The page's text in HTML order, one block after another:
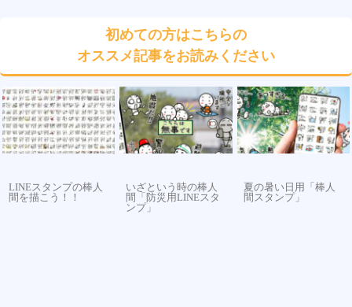
初めての方はこちらの
オススメ記事をお読みください
LINEスタンプの棒人
間を描こう！！
いざという時の棒人
間「防災用LINEスタ
ンプ」
夏の暑い日用「棒人
間スタンプ」